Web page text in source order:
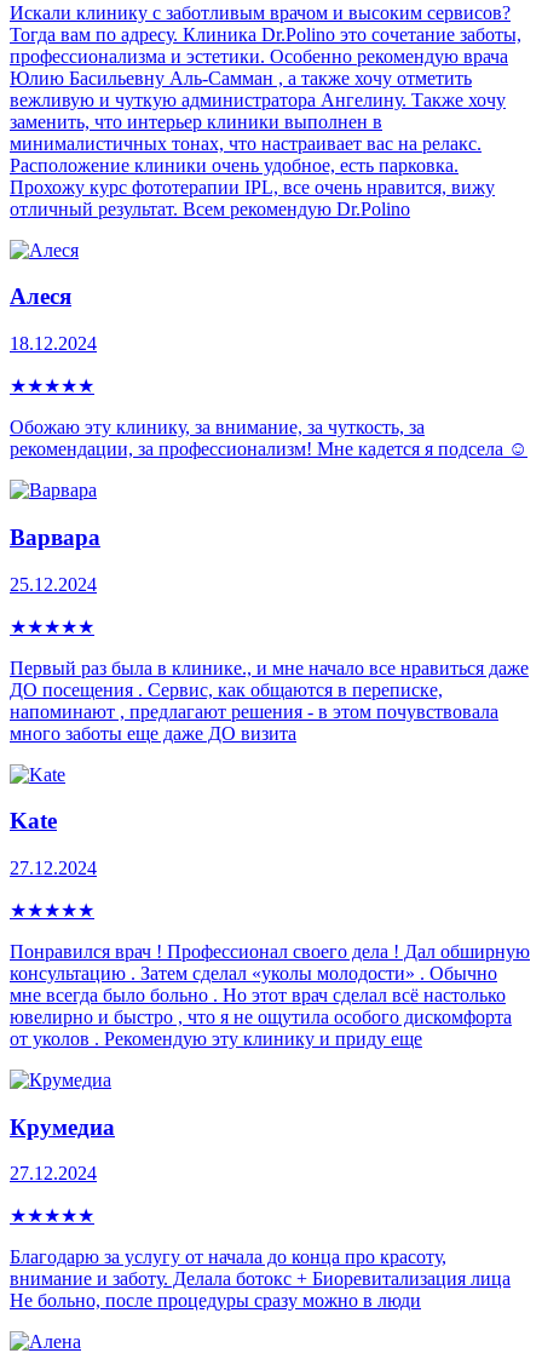
Искали клинику с заботливым врачом и высоким сервисов?
Тогда вам по адресу. Клиника Dr.Polino это сочетание заботы,
профессионализма и эстетики. Особенно рекомендую врача
Юлию Басильевну Аль-Самман , а также хочу отметить
вежливую и чуткую администратора Ангелину. Также хочу
заменить, что интерьер клиники выполнен в
минималистичных тонах, что настраивает вас на релакс.
Расположение клиники очень удобное, есть парковка.
Прохожу курс фототерапии IPL, все очень нравится, вижу
отличный результат. Всем рекомендую Dr.Polino
Алеся
18.12.2024
★★★★★
Обожаю эту клинику, за внимание, за чуткость, за
рекомендации, за профессионализм! Мне кадется я подсела ☺️
Варвара
25.12.2024
★★★★★
Первый раз была в клинике., и мне начало все нравиться даже
ДО посещения . Сервис, как общаются в переписке,
напоминают , предлагают решения - в этом почувствовала
много заботы еще даже ДО визита
Kate
27.12.2024
★★★★★
Понравился врач ! Профессионал своего дела ! Дал обширную
консультацию . Затем сделал «уколы молодости» . Обычно
мне всегда было больно . Но этот врач сделал всё настолько
ювелирно и быстро , что я не ощутила особого дискомфорта
от уколов . Рекомендую эту клинику и приду еще
Крумедиа
27.12.2024
★★★★★
Благодарю за услугу от начала до конца про красоту,
внимание и заботу. Делала ботокс + Биоревитализация лица
Не больно, после процедуры сразу можно в люди